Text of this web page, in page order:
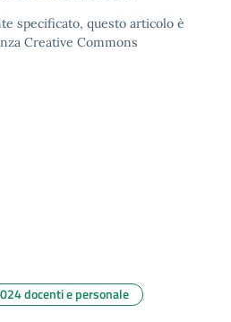
specificato, questo articolo è
Creative Commons
docenti e personale